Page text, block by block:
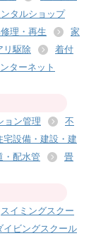
ンタルショップ
理・再生
家
リ駆除
着付
ターネット
ョン管理
不
宅設備・建設・建
・配水管
畳
スイミングスクー
イビングスクール